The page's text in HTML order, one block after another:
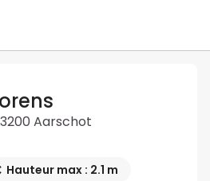
Aarschot
Hauteur max : 2.1 m